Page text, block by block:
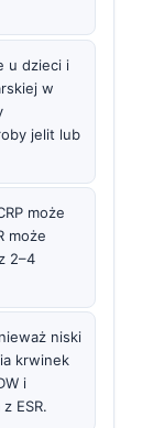
u dzieci i
w
jelit lub
może
może
2–4
niski
krwinek
i
ESR.